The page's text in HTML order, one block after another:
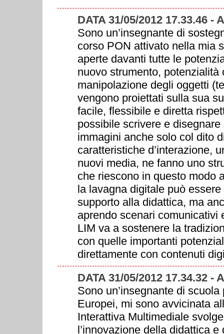
DATA 31/05/2012 17.33.46 -
Sono un’insegnante di
corso PON attivato nella mia
aperte davanti tutte le
nuovo strumento,
manipolazione degli oggetti
vengono proiettati sulla sua
facile, flessibile e diretta
possibile scrivere e
immagini anche solo col dito
caratteristiche d’interazione,
nuovi media, ne fanno uno
che riescono in questo modo
la lavagna digitale può
supporto alla didattica, ma
aprendo scenari comunicativi
LIM va a sostenere la
con quelle importanti
direttamente con contenuti
DATA 31/05/2012 17.34.32 -
Sono un’insegnante di
Europei, mi sono avvicinata
Interattiva Multimediale
l’innovazione della didattica